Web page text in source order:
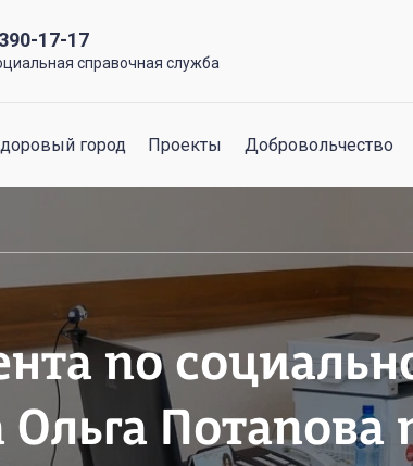
17-17
справочная служба
город Проекты Добровольчество
по